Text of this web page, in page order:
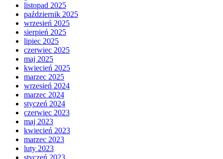
listopad 2025
październik 2025
wrzesień 2025
sierpień 2025
lipiec 2025
czerwiec 2025
maj 2025
kwiecień 2025
marzec 2025
wrzesień 2024
marzec 2024
styczeń 2024
czerwiec 2023
maj 2023
kwiecień 2023
marzec 2023
luty 2023
styczeń 2023